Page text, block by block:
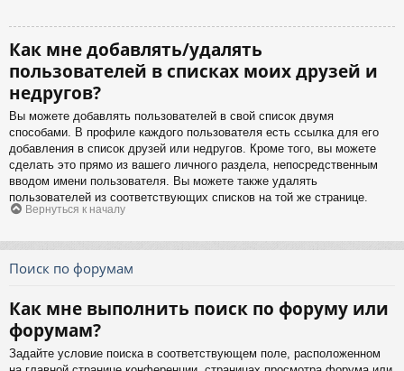
Как мне добавлять/удалять
пользователей в списках моих друзей и
недругов?
Вы можете добавлять пользователей в свой список двумя
способами. В профиле каждого пользователя есть ссылка для его
добавления в список друзей или недругов. Кроме того, вы можете
сделать это прямо из вашего личного раздела, непосредственным
вводом имени пользователя. Вы можете также удалять
пользователей из соответствующих списков на той же странице.
Вернуться к началу
Поиск по форумам
Как мне выполнить поиск по форуму или
форумам?
Задайте условие поиска в соответствующем поле, расположенном